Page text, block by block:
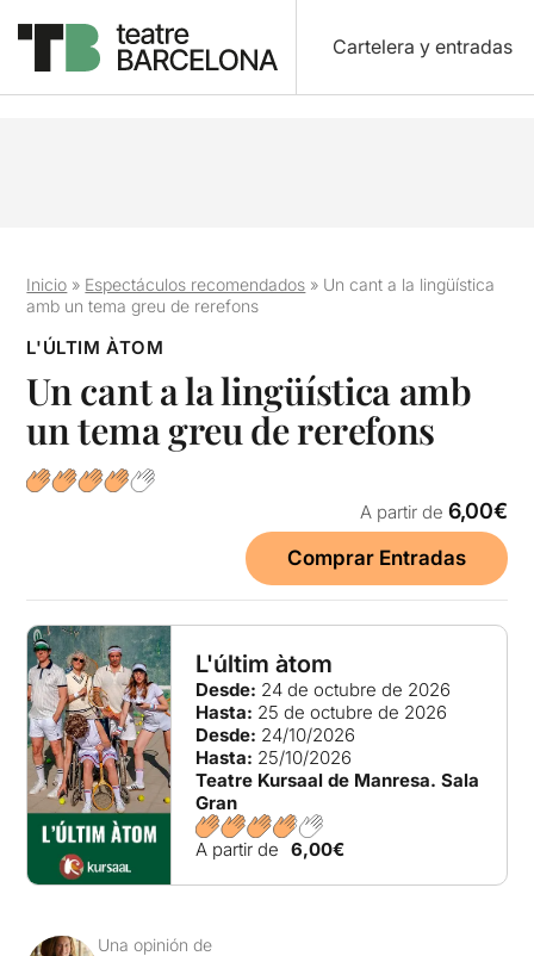
Cartelera y entradas
Inicio » Espectáculos recomendados » Un cant a la lingüística
amb un tema greu de rerefons
L'ÚLTIM ÀTOM
Un cant a la lingüística amb
un tema greu de rerefons
A partir de 6,00€
Comprar Entradas
L'últim àtom
Desde: 24 de octubre de 2026
Hasta: 25 de octubre de 2026
Desde: 24/10/2026
Hasta: 25/10/2026
Teatre Kursaal de Manresa. Sala
Gran
A partir de 6,00€
Una opinión de